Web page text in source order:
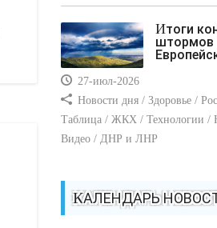
Итоги конвективных
штормов
27-июл-2026
Новости дня / Здоровье /
Таблица / ЖКХ / Технологии /
Видео / ДНР и ЛНР
КАЛЕНДАРЬ